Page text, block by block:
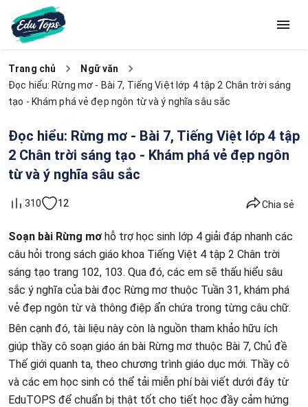
Trang chủ
Ngữ văn
Đọc hiểu: Rừng mơ - Bài 7, Tiếng Việt lớp 4 tập 2 Chân trời sáng
tạo - Khám phá vẻ đẹp ngôn từ và ý nghĩa sâu sắc
Đọc hiểu: Rừng mơ - Bài 7, Tiếng Việt lớp 4 tập
2 Chân trời sáng tạo - Khám phá vẻ đẹp ngôn
từ và ý nghĩa sâu sắc
310 12 Chia sẻ
Soạn bài Rừng mơ hỗ trợ học sinh lớp 4 giải đáp nhanh các
câu hỏi trong sách giáo khoa Tiếng Việt 4 tập 2 Chân trời
sáng tạo trang 102, 103. Qua đó, các em sẽ thấu hiểu sâu
sắc ý nghĩa của bài đọc Rừng mơ thuộc Tuần 31, khám phá
vẻ đẹp ngôn từ và thông điệp ẩn chứa trong từng câu chữ.
Bên cạnh đó, tài liệu này còn là nguồn tham khảo hữu ích
giúp thầy cô soạn giáo án bài Rừng mơ thuộc Bài 7, Chủ đề
Thế giới quanh ta, theo chương trình giáo dục mới. Thầy cô
và các em học sinh có thể tải miễn phí bài viết dưới đây từ
EduTOPS để chuẩn bị thật tốt cho tiết học đầy cảm hứng